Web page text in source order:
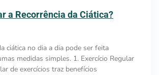
a Recorrência da Ciática?
ciática no dia a dia pode ser feita
medidas simples. 1. Exercício Regular
de exercícios traz benefícios